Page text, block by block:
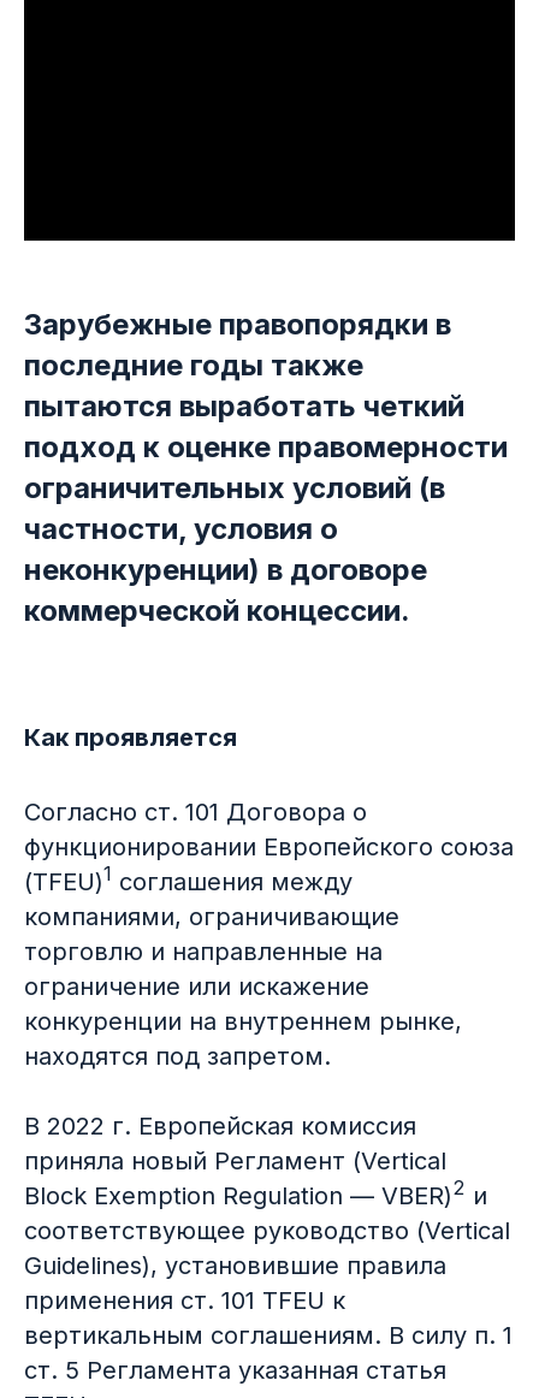
Зарубежные правопорядки в
последние годы также
пытаются выработать четкий
подход к оценке правомерности
ограничительных условий (в
частности, условия о
неконкуренции) в договоре
коммерческой концессии.
Как проявляется
Согласно ст. 101 Договора о
функционировании Европейского союза
(TFEU)1 соглашения между
компаниями, ограничивающие
торговлю и направленные на
ограничение или искажение
конкуренции на внутреннем рынке,
находятся под запретом.
В 2022 г. Европейская комиссия
приняла новый Регламент (Vertical
Block Exemption Regulation — VBER)2 и
соответствующее руководство (Vertical
Guidelines), установившие правила
применения ст. 101 TFEU к
вертикальным соглашениям. В силу п. 1
ст. 5 Регламента указанная статья